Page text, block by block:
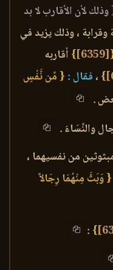
لأن الأقارب لا بد
، وذلك يزيد في
[6359]
} أقاربه
} ، فقال : { مِّن نَّفْسٍ
.
والنِّسَاءَ .
من نفسيهما ،
{ وَبَثَّ مِنْهُمَا رِجَالاً
}
: